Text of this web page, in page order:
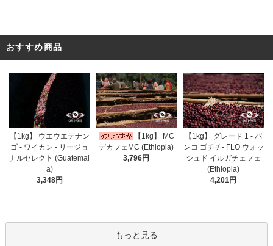
おすすめ商品
【1kg】 ウエウエテナン
ゴ - ワイカン - リージョ
ナルセレクト (Guatemal
a)
3,348円
【1kg】 MC
デカフェMC (Ethiopia)
3,796円
【1kg】 グレード 1 - バ
ンコ ゴチチ- FLO ウォッ
シュド イルガチェフェ
(Ethiopia)
4,201円
もっと見る